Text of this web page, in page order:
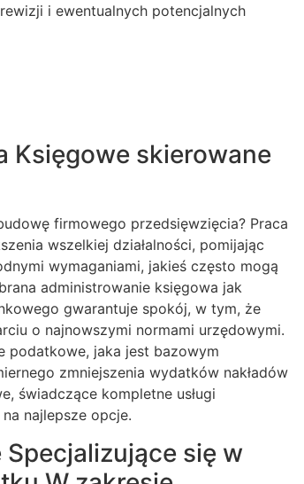
i ewentualnych potencjalnych
Księgowe skierowane
firmowego przedsięwzięcia? Praca
wszelkiej działalności, pomijając
wymaganiami, jakieś często mogą
administrowanie księgowa jak
gwarantuje spokój, w tym, że
o najnowszymi normami urzędowymi.
podatkowe, jaka jest bazowym
zmniejszenia wydatków nakładów
świadczące kompletne usługi
najlepsze opcje.
się w